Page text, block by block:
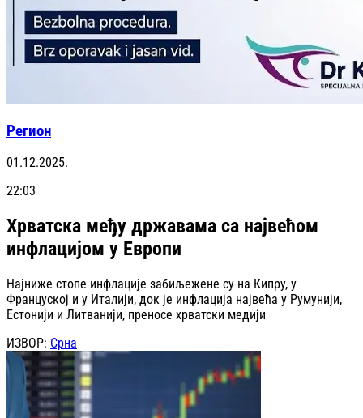
Регион
01.12.2025.
22:03
Хрватска међу државама са највећом
инфлацијом у Европи
Најниже стопе инфлације забиљежене су на Кипру, у
Француској и у Италији, док је инфлација највећа у Румунији,
Естонији и Литванији, преносе хрватски медији
ИЗВОР: Срна